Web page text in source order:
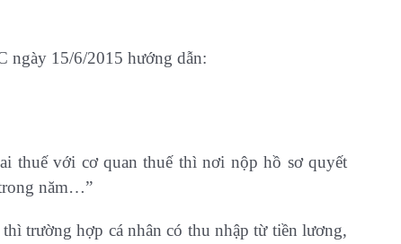
ngày 15/6/2015 hướng dẫn:
thuế với cơ quan thuế thì nơi nộp hồ sơ quyết
năm…”
trường hợp cá nhân có thu nhập từ tiền lương,